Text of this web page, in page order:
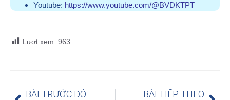
Youtube: https://www.youtube.com/@BVDKTPT
Lượt xem: 963
BÀI TRƯỚC ĐÓ BÀI TIẾP THEO